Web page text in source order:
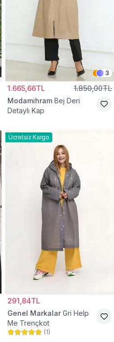
3
1.665,66TL 1.850,00TL
Modamihram Bej Deri
Detaylı Kap
Ücretsiz Kargo
291,84TL
Genel Markalar Gri Help
Me Trençkot
(1)